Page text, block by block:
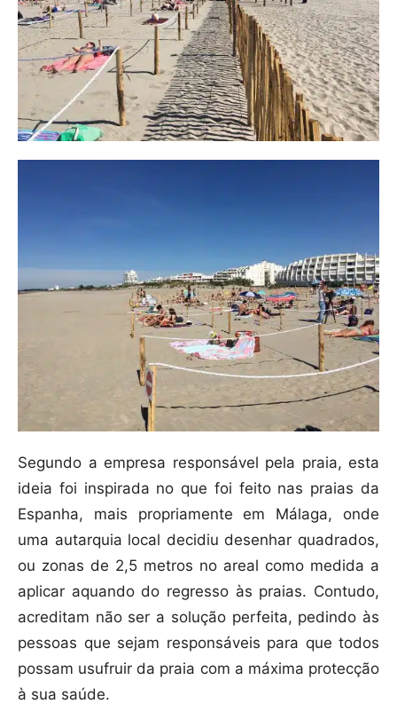
Segundo a empresa responsável pela praia, esta
ideia foi inspirada no que foi feito nas praias da
Espanha, mais propriamente em Málaga, onde
uma autarquia local decidiu desenhar quadrados,
ou zonas de 2,5 metros no areal como medida a
aplicar aquando do regresso às praias. Contudo,
acreditam não ser a solução perfeita, pedindo às
pessoas que sejam responsáveis para que todos
possam usufruir da praia com a máxima protecção
à sua saúde.